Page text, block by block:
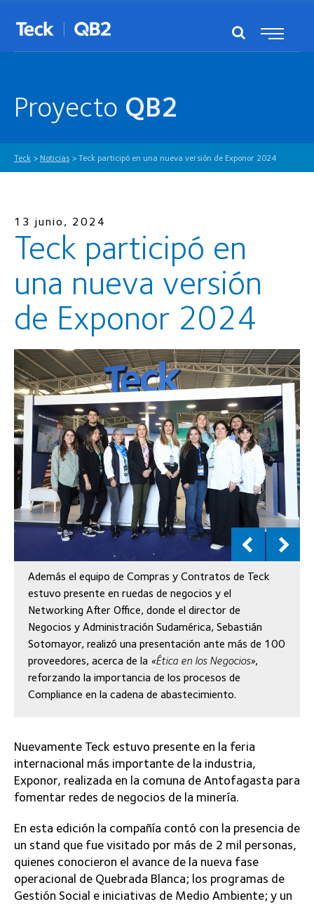
Proyecto QB2
Teck > Noticias > Teck participó en una nueva versión de Exponor 2024
13 junio, 2024
Teck participó en
una nueva versión
de Exponor 2024
Además el equipo de Compras y Contratos de Teck
estuvo presente en ruedas de negocios y el
Networking After Office, donde el director de
Negocios y Administración Sudamérica, Sebastián
Sotomayor, realizó una presentación ante más de 100
proveedores, acerca de la «Ética en los Negocios»,
reforzando la importancia de los procesos de
Compliance en la cadena de abastecimiento.
Nuevamente Teck estuvo presente en la feria
internacional más importante de la industria,
Exponor, realizada en la comuna de Antofagasta para
fomentar redes de negocios de la minería.
En esta edición la compañía contó con la presencia de
un stand que fue visitado por más de 2 mil personas,
quienes conocieron el avance de la nueva fase
operacional de Quebrada Blanca; los programas de
Gestión Social e iniciativas de Medio Ambiente; y un